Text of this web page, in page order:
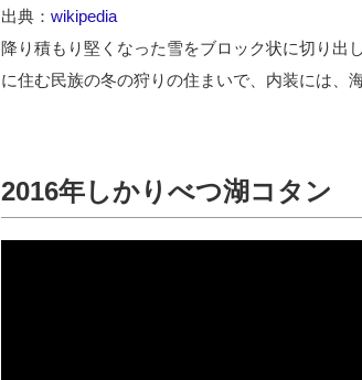
出典： wikipedia
降り積もり堅くなった雪をブロック状に切り出
に住む民族の冬の狩りの住まいで、内装には、
2016年しかりべつ湖コタン